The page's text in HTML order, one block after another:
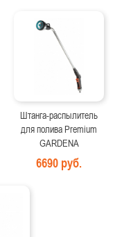
Штанга-распылитель
для полива Premium
GARDENA
6690 руб.